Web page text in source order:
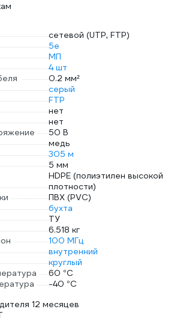
сетевой (UTP, FTP)
5e
МП
4 шт
0.2 мм²
серый
FTP
нет
нет
50 В
медь
305 м
5 мм
HDPE (полиэтилен высокой
плотности)
ПВХ (PVC)
бухта
ТУ
6.518 кг
100 МГц
внутренний
круглый
60 °С
-40 °С
12 месяцев